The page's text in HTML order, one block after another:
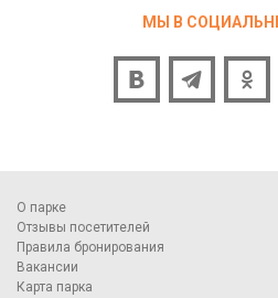
МЫ В
О парке
Отзывы посетителей
Правила бронирования
Вакансии
Карта парка